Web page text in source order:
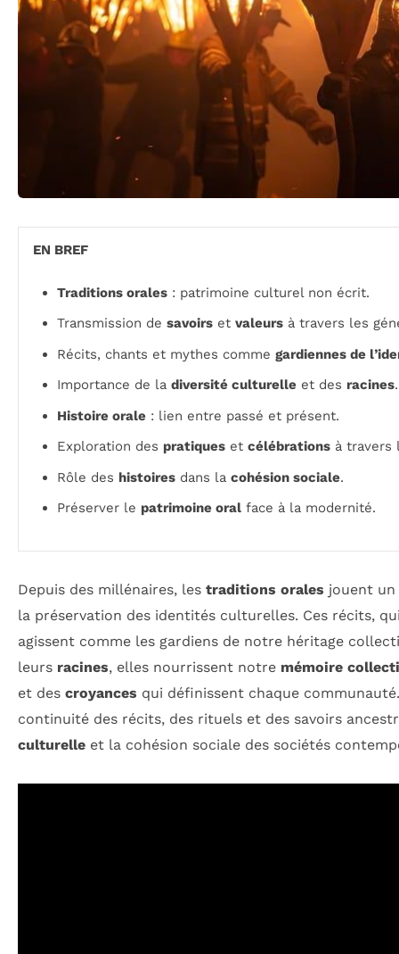
EN BREF
Traditions orales : patrimoine culturel non écrit.
Transmission de savoirs et valeurs à travers les
Récits, chants et mythes comme gardiennes de
Importance de la diversité culturelle et des racines.
Histoire orale : lien entre passé et présent.
Exploration des pratiques et célébrations à travers
Rôle des histoires dans la cohésion sociale.
Préserver le patrimoine oral face à la modernité.
Depuis des millénaires, les traditions orales jouent
la préservation des identités culturelles. Ces récits,
agissent comme les gardiens de notre héritage
leurs racines, elles nourrissent notre mémoire
et des croyances qui définissent chaque
continuité des récits, des rituels et des savoirs
culturelle et la cohésion sociale des sociétés